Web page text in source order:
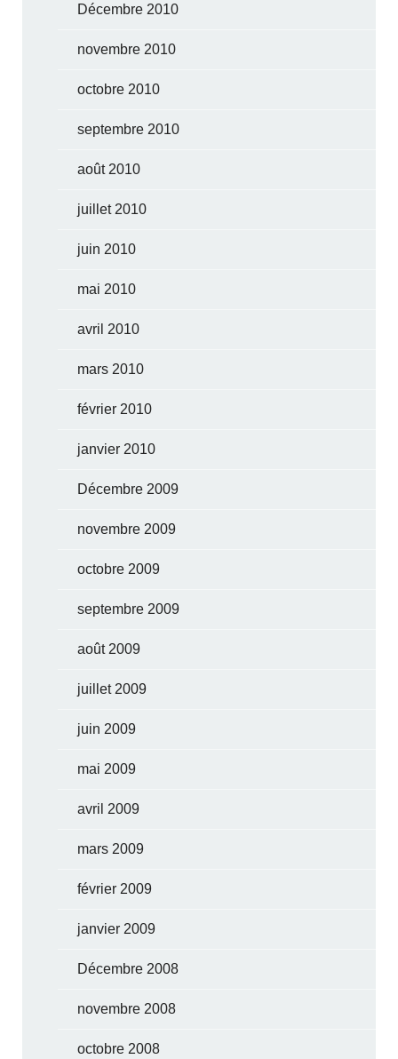
Décembre 2010
novembre 2010
octobre 2010
septembre 2010
août 2010
juillet 2010
juin 2010
mai 2010
avril 2010
mars 2010
février 2010
janvier 2010
Décembre 2009
novembre 2009
octobre 2009
septembre 2009
août 2009
juillet 2009
juin 2009
mai 2009
avril 2009
mars 2009
février 2009
janvier 2009
Décembre 2008
novembre 2008
octobre 2008